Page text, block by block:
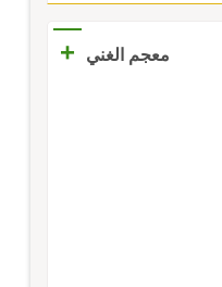
معجم الغني +